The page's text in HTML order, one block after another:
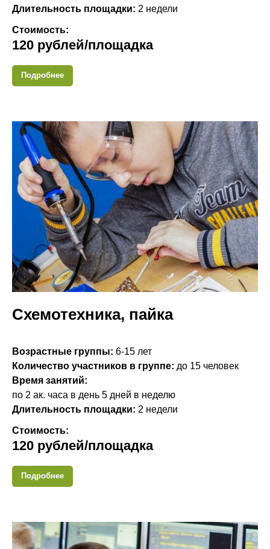
Длительность площадки: 2 недели
Стоимость:
120 рублей/площадка
Подробнее
Схемотехника, пайка
Возрастные группы: 6-15 лет
Количество участников в группе: до 15 человек
Время занятий:
по 2 ак. часа в день 5 дней в неделю
Длительность площадки: 2 недели
Стоимость:
120 рублей/площадка
Подробнее